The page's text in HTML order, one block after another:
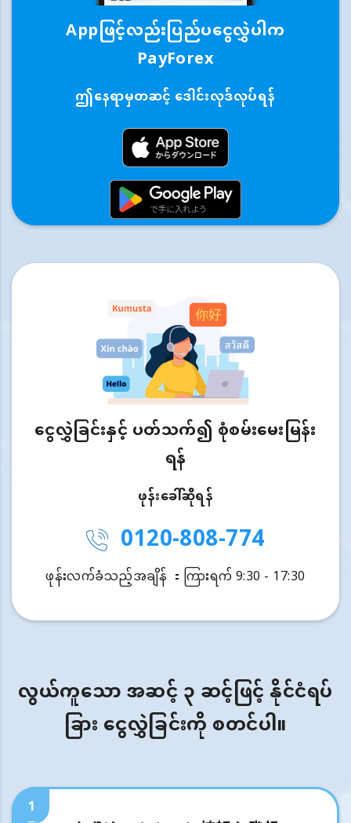
Appဖြင့်လည်းပြည်ပငွေလွှဲပါက
PayForex
ဤနေရာမှတဆင့် ဒေါင်းလုဒ်လုပ်ရန်
ငွေလွှဲခြင်းနှင့် ပတ်သက်၍ စုံစမ်းမေးမြန်း
ရန်
ဖုန်းခေါ်ဆိုရန်
0120-808-774
ဖုန်းလက်ခံသည့်အချိန် ：ကြားရက် 9:30 - 17:30
လွယ်ကူသော အဆင့် ၃ ဆင့်ဖြင့် နိုင်ငံရပ်
ခြား ငွေလွှဲခြင်းကို စတင်ပါ။
1